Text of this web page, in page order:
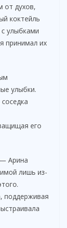
от духов,
коктейль
улыбками
принимал их
улыбки.
его
Арина
лишь из-
поддерживая